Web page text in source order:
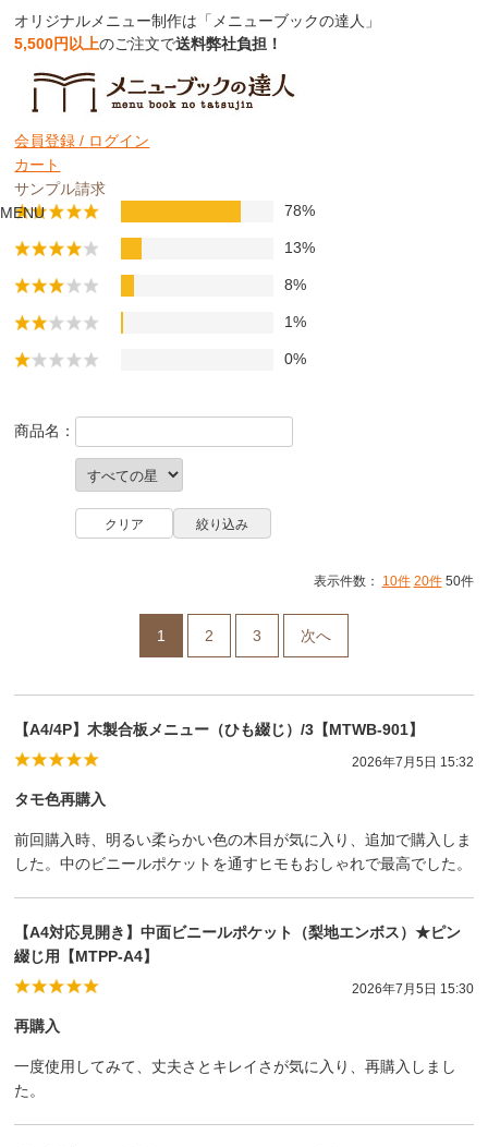
オリジナルメニュー制作は「メニューブックの達人」
5,500円以上のご注文で送料弊社負担！
会員登録 / ログイン
カート
サンプル請求
MENU
お客様の口コミ評価
口コミ件数：237件
78%
13%
8%
1%
0%
商品名：
表示件数： 10件 20件50件
1 2 3 次へ
【A4/4P】木製合板メニュー（ひも綴じ）/3【MTWB-901】
2026年7月5日 15:32
タモ色再購入
前回購入時、明るい柔らかい色の木目が気に入り、追加で購入しま
した。中のビニールポケットを通すヒモもおしゃれで最高でした。
【A4対応見開き】中面ビニールポケット（梨地エンボス）★ピン
綴じ用【MTPP-A4】
2026年7月5日 15:30
再購入
一度使用してみて、丈夫さとキレイさが気に入り、再購入しまし
た。